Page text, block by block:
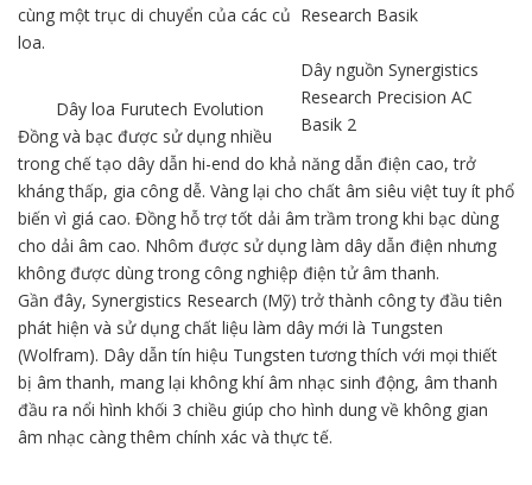
Research Basik
Dây nguồn Synergistics
Research Precision AC
Basik 2
cùng một trục di chuyển của các củ
loa.
Dây loa Furutech Evolution
Đồng và bạc được sử dụng nhiều
trong chế tạo dây dẫn hi-end do khả năng dẫn điện cao, trở
kháng thấp, gia công dễ. Vàng lại cho chất âm siêu việt tuy ít phổ
biến vì giá cao. Đồng hỗ trợ tốt dải âm trầm trong khi bạc dùng
cho dải âm cao. Nhôm được sử dụng làm dây dẫn điện nhưng
không được dùng trong công nghiệp điện tử âm thanh.
Gần đây, Synergistics Research (Mỹ) trở thành công ty đầu tiên
phát hiện và sử dụng chất liệu làm dây mới là Tungsten
(Wolfram). Dây dẫn tín hiệu Tungsten tương thích với mọi thiết
bị âm thanh, mang lại không khí âm nhạc sinh động, âm thanh
đầu ra nổi hình khối 3 chiều giúp cho hình dung về không gian
âm nhạc càng thêm chính xác và thực tế.